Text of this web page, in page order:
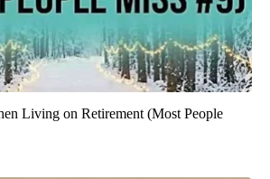
Living on Retirement (Most People